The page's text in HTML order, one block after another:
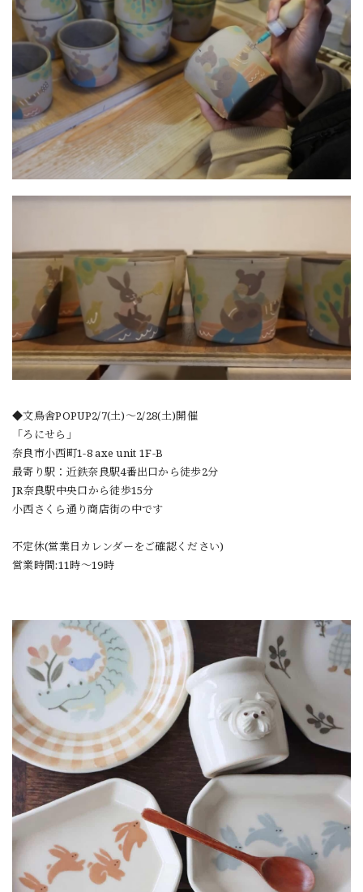
◆文鳥舎POPUP2/7(土)〜2/28(土)開催
「ろにせら」
奈良市小西町1-8 axe unit 1F-B
最寄り駅：近鉄奈良駅4番出口から徒歩2分
JR奈良駅中央口から徒歩15分
小西さくら通り商店街の中です
不定休(営業日カレンダーをご確認ください)
営業時間:11時〜19時